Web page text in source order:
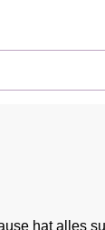
hat alles